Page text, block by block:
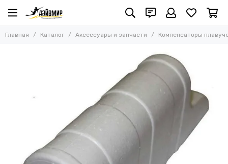
Аксессуары и запчасти
Запчасти и комплектующие для ружей
Лини, монолини, обжимные трубки
Катушки для ружей
Наконечники однозубые и бойки
Наконечники многозубые
Заряжалки и упоры
Главная Каталог Аксессуары и запчасти Компенсаторы